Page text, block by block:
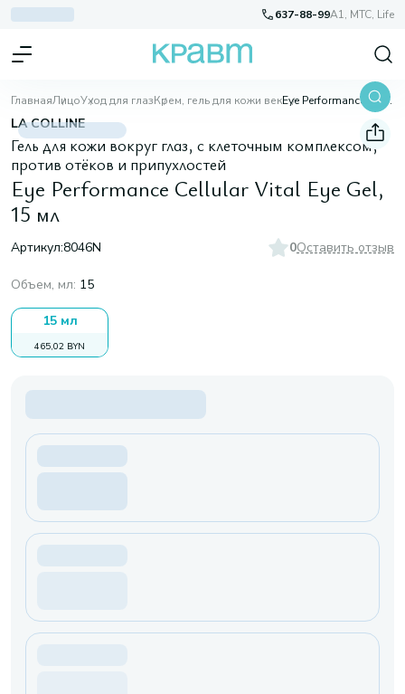
637-88-99A1, МТС, Life
ГлавнаяЛицоУход для глазКрем, гель для кожи век Eye Performance Cellular Vital Eye Gel, 15 мл
LA COLLINE
Гель для кожи вокруг глаз, с клеточным комплексом,
против отёков и припухлостей
Eye Performance Cellular Vital Eye Gel,
15 мл
Артикул:8046N 0Оставить отзыв
Объем, мл: 15
15 мл
465,02 BYN